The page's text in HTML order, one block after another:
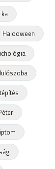
Halooween